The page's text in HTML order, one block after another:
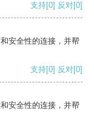
支持[0] 反对[0]
安全性的连接，并帮
支持[0] 反对[0]
安全性的连接，并帮